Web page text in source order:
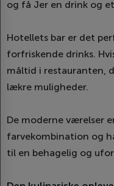
og få Jer en drink og
Hotellets bar er det
forfriskende drinks.
måltid i restauranten,
lækre muligheder.
De moderne værelser
farvekombination og
til en behagelig og